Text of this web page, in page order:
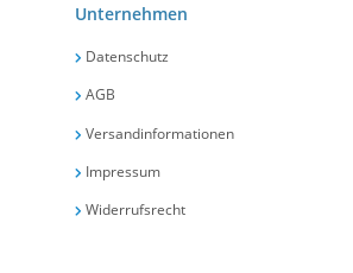
Unternehmen
Datenschutz
AGB
Versandinformationen
Impressum
Widerrufsrecht